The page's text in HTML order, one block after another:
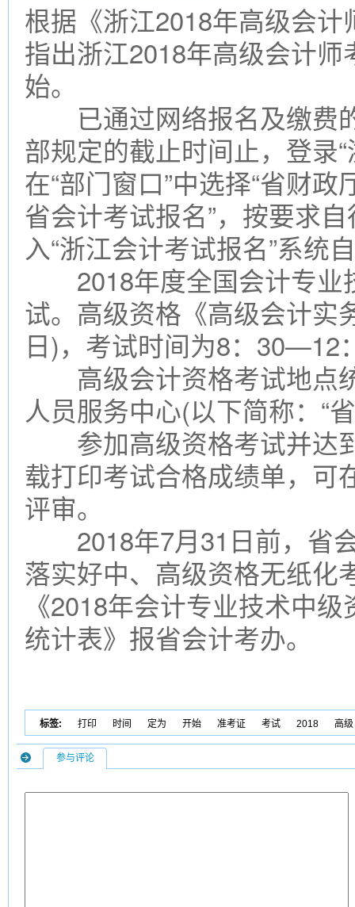
根据《浙江2018年高级会
指出浙江2018年高级会计
始。
已通过网络报名及缴费
部规定的截止时间止，登录
在“部门窗口”中选择“省财政
省会计考试报名”，按要求
入“浙江会计考试报名”系统
2018年度全国会计专业
试。高级资格《高级会计实
日)，考试时间为8：30—12
高级会计资格考试地点
人员服务中心(以下简称：“
参加高级资格考试并达
载打印考试合格成绩单，可
评审。
2018年7月31日前，省
落实好中、高级资格无纸化
《2018年会计专业技术中
统计表》报省会计考办。
标签: 打印 时间 定为 开始 准考证 考试 2018 高级
参与评论